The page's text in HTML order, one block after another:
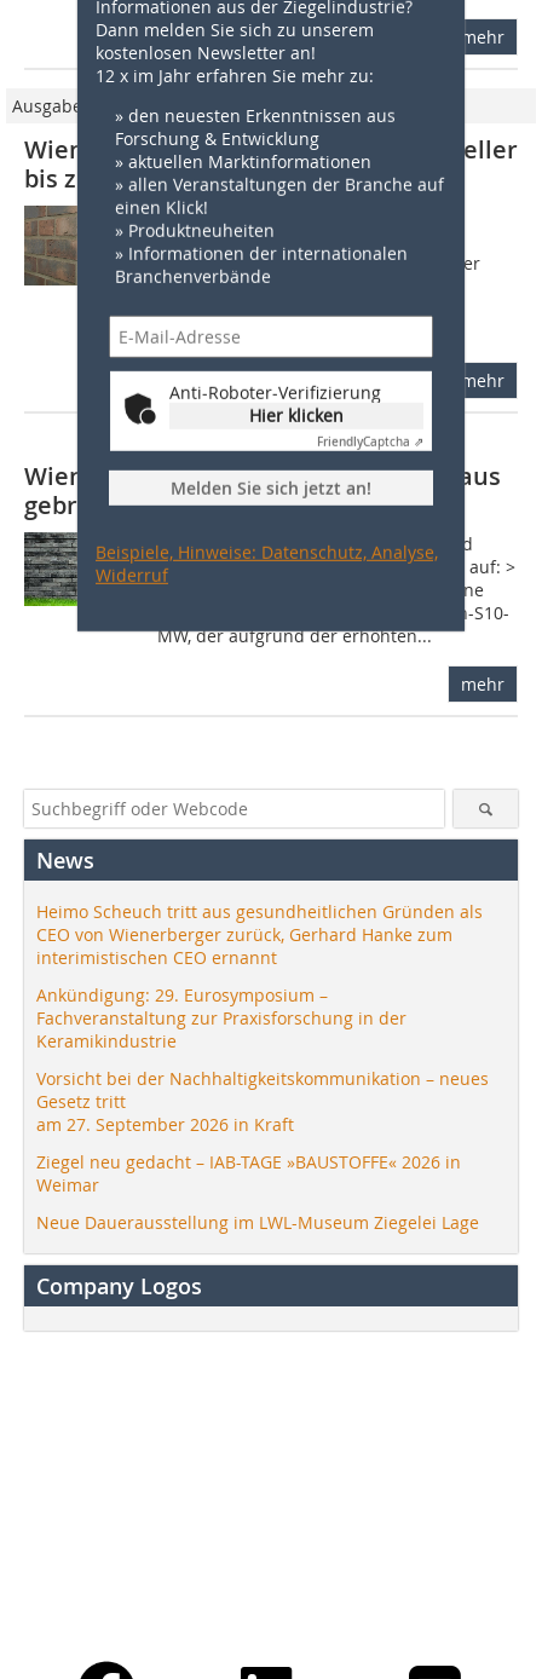
Informationen aus der Ziegelindustrie?
Dann melden Sie sich zu unserem
kostenlosen Newsletter an!
12 x im Jahr erfahren Sie mehr zu:
» den neuesten Erkenntnissen aus
Forschung & Entwicklung
» aktuellen Marktinformationen
» allen Veranstaltungen der Branche auf
einen Klick!
» Produktneuheiten
» Informationen der internationalen
Branchenverbände
Anti-Roboter-Verifizierung
Hier klicken
FriendlyCaptcha ⇗
Melden Sie sich jetzt an!
Beispiele, Hinweise: Datenschutz, Analyse,
Widerruf
mehr
Ausgabe 1/2017
Wienerberger: gebrannter Ton vom Keller
bis zum Dach
Für den privaten Einfamilienhausbau
ermöglicht der mit Perlit verfüllte
Hochleistungsziegel Poroton-T7-P in der
Wandstärke 49 cm Effizienz und
erforderliche,...
mehr
Wienerberger zeigt Systemlösungen aus
gebranntem Ton
Mit zahlreichen Produktneuheiten und
Systemlösungen wartet Wienerberger auf: >
Poroton-Ziegelsysteme für verschiedene
Aufgaben Kernprodukt ist der Poroton-S10-
MW, der aufgrund der erhöhten...
mehr
News
Heimo Scheuch tritt aus gesundheitlichen Gründen als
CEO von Wienerberger zurück, Gerhard Hanke zum
interimistischen CEO ernannt
Ankündigung: 29. Eurosymposium –
Fachveranstaltung zur Praxisforschung in der
Keramikindustrie
Vorsicht bei der Nachhaltigkeitskommunikation – neues
Gesetz tritt
am 27. September 2026 in Kraft
Ziegel neu gedacht – IAB-TAGE »BAUSTOFFE« 2026 in
Weimar
Neue Dauerausstellung im LWL-Museum Ziegelei Lage
Company Logos